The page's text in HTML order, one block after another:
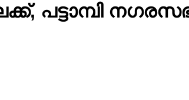
പട്ടാമ്പി